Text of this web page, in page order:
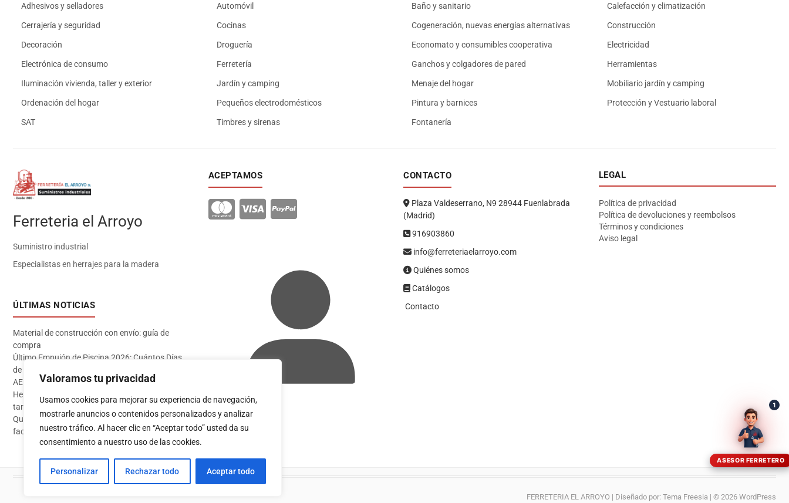
Valoramos tu privacidad
Usamos cookies para mejorar su experiencia de navegación,
mostrarle anuncios o contenidos personalizados y analizar
nuestro tráfico. Al hacer clic en “Aceptar todo” usted da su
consentimiento a nuestro uso de las cookies.
Personalizar Rechazar todo Aceptar todo
Adhesivos y selladores Automóvil Baño y sanitario Calefacción y climatización
Cerrajería y seguridad Cocinas Cogeneración, nuevas energías alternativas Construcción
Decoración Droguería Economato y consumibles cooperativa Electricidad
Electrónica de consumo Ferretería Ganchos y colgadores de pared Herramientas
Iluminación vivienda, taller y exterior Jardín y camping Menaje del hogar Mobiliario jardín y camping
Ordenación del hogar Pequeños electrodomésticos Pintura y barnices Protección y Vestuario laboral
SAT Timbres y sirenas Fontanería
Ferreteria el Arroyo
Suministro industrial
Especialistas en herrajes para la madera
ÚLTIMAS NOTICIAS
Material de construcción con envío: guía de
compra
Último Empujón de Piscina 2026: Cuántos Días
de Baño te Quedan en Madrid Sur (Datos
AEMET)
Herramientas imprescindibles para instalar
tarima flotante
Qué pintura usar en exterior: guía completa para
fachadas 2026
ACEPTAMOS
Acceder
CONTACTO
Plaza Valdeserrano, N9 28944 Fuenlabrada
(Madrid)
916903860
info@ferreteriaelarroyo.com
Quiénes somos
Catálogos
Contacto
LEGAL
Política de privacidad
Política de devoluciones y reembolsos
Términos y condiciones
Aviso legal
FERRETERIA EL ARROYO | Diseñado por: Tema Freesia | © 2026 WordPress
ASESOR FERRETERO
1
Asesor El Arroyo
En línea · responde en segundos
WhatsApp